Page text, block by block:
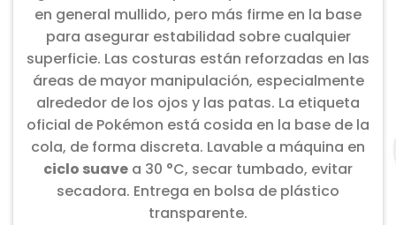
en general mullido, pero más firme en la base
para asegurar estabilidad sobre cualquier
superficie. Las costuras están reforzadas en las
áreas de mayor manipulación, especialmente
alrededor de los ojos y las patas. La etiqueta
oficial de Pokémon está cosida en la base de la
cola, de forma discreta. Lavable a máquina en
ciclo suave a 30 °C, secar tumbado, evitar
secadora. Entrega en bolsa de plástico
transparente.